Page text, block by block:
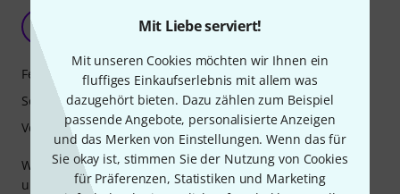
Mit Liebe serviert!
Mit unseren Cookies möchten wir Ihnen ein
fluffiges Einkaufserlebnis mit allem was
dazugehört bieten. Dazu zählen zum Beispiel
passende Angebote, personalisierte Anzeigen
und das Merken von Einstellungen. Wenn das für
Sie okay ist, stimmen Sie der Nutzung von Cookies
für Präferenzen, Statistiken und Marketing
CN Tolle Guild fürn schmalen Taler!!!
Chris Newcombe 19.02.2018
Wie, was, eine Akkustikklampfe aus dem Hause Guild für
unter 500 Euro? Die muss ich haben!!! Nachdem ich die
Features
Sound
Verarbeitung